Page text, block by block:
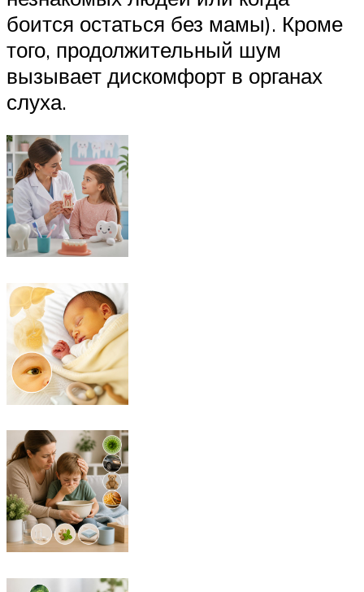
боится остаться без мамы). Кроме
того, продолжительный шум
вызывает дискомфорт в органах
слуха.